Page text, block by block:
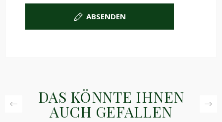
ABSENDEN
DAS KÖNNTE IHNEN
AUCH GEFALLEN